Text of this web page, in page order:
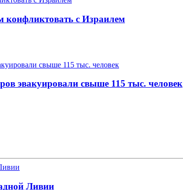
конфликтовать с Израилем
эвакуировали свыше 115 тыс. человек
Ливии